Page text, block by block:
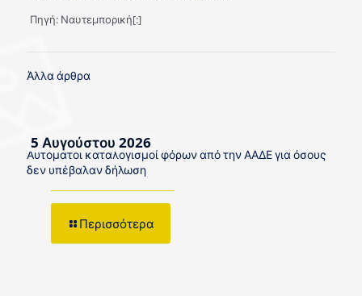
Πηγή: Ναυτεμπορική[:]
Άλλα άρθρα
5 Αυγούστου 2026
Αυτόματοι καταλογισμοί φόρων από την ΑΑΔΕ για όσους
δεν υπέβαλαν δήλωση
Περισσότερα